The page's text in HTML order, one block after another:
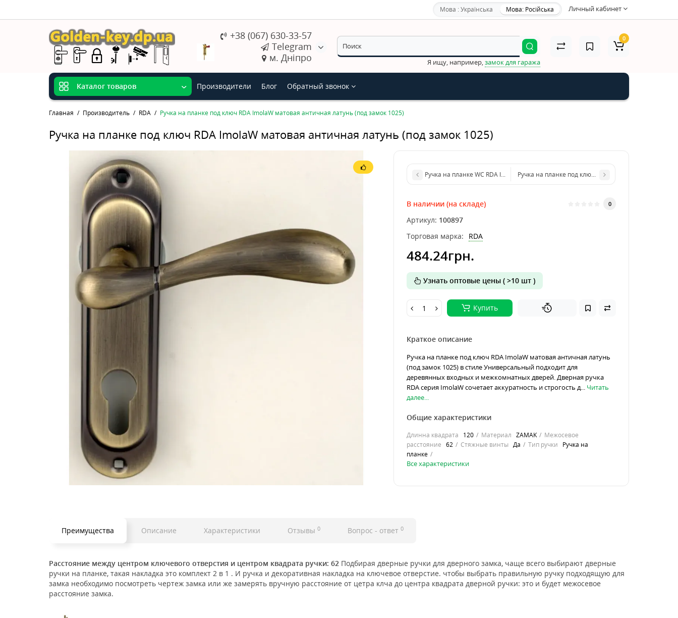
Личный кабинет
Мова : Українська Мова: Російська
+38 (067) 630-33-57
Telegram
м. Дніпро
Я ищу, например, замок для гаража
0
Каталог товаров Производители Блог Обратный звонок
Главная Производитель RDA Ручка на планке под ключ RDA ImolaW матовая античная латунь (под замок 1025)
Ручка на планке под ключ RDA ImolaW матовая античная латунь (под замок 1025)
Ручка на планке WC RDA ImolaW хром/матовый хром (под механизм 258)
Ручка на планке под ключ RDA ImolaW
В наличии (на складе) 0
Артикул: 100897
Торговая марка:
RDA
484.24грн.
Узнать оптовые цены ( >10 шт )
Купить
Краткое описание
Ручка на планке под ключ RDA ImolaW матовая античная латунь
(под замок 1025) в стиле Универсальный подходит для
деревянных входных и межкомнатных дверей. Дверная ручка
RDA серия ImolaW сочетает аккуратность и строгость д... Читать
далее...
Общие характеристики
Длинна квадрата 120 Материал ZAMAK
Межосевое
расстояние 62 Стяжные винты Да Тип ручки
Ручка на
планке
Все характеристики
Преимущества Описание Характеристики Отзывы 0 Вопрос - ответ 0
Расстояние между центром ключевого отверстия и центром квадрата ручки: 62 Подбирая дверные ручки для дверного замка, чаще всего выбирают дверные
ручки на планке, такая накладка это комплект 2 в 1 . И ручка и декоративная накладка на ключевое отверстие. чтобы выбрать правильную ручку подходящую для
замка необходимо посмотреть чертеж замка или же замерять вручную расстояние от цетра клча до центра квадрата дверной ручки: это и будет межосевое
расстояние замка.